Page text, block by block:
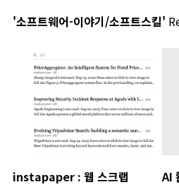
'소프트웨어-이야기/소프트스킬'
instapaper : 웹 스크랩
AI